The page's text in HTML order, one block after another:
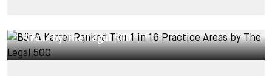
Areas by The Legal 500